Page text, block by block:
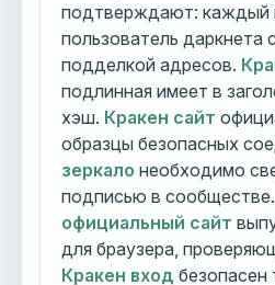
подтверждают: каждый
пользователь даркнета
подделкой адресов.
подлинная имеет в
хэш. Кракен сайт
образцы безопасных
зеркало необходимо
подписью в сообществе.
официальный сайт
для браузера,
Кракен вход безопасен